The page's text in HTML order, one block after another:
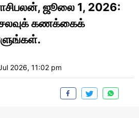
ஜூலை 1, 2026:
கணக்கைக்
2026, 11:02 pm